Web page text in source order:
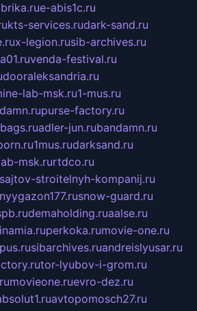
e-abis1c.ru
kts-services.rudark-sand.ru
x-legion.rusib-archives.ru
venda-festival.ru
dooraleksandria.ru
lab-msk.ru1-mus.ru
purse-factory.ru
adler-jun.rubandamn.ru
1mus.rudarksand.ru
msk.rurtdco.ru
stroitelnyh-kompanij.ru
snow-guard.ru
demaholding.ruaalse.ru
perkoka.rumovie-one.ru
sibarchives.ruandreislyusar.ru
tor-lyubov-i-grom.ru
movieone.ruevro-dez.ru
avtopomosch27.ru